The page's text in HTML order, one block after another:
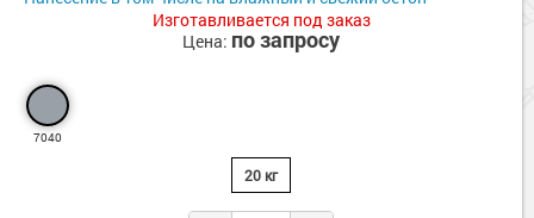
Изготавливается под заказ
Цена: по запросу
7040
20 кг